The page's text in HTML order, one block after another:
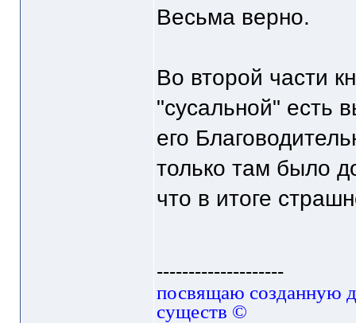
Весьма верно.
Во второй части
"сусальной" есть
его
только там было
что в итоге
--------------------
посвящаю созданную
существ ©